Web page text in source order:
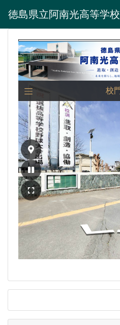
徳島県立阿南光高等学校